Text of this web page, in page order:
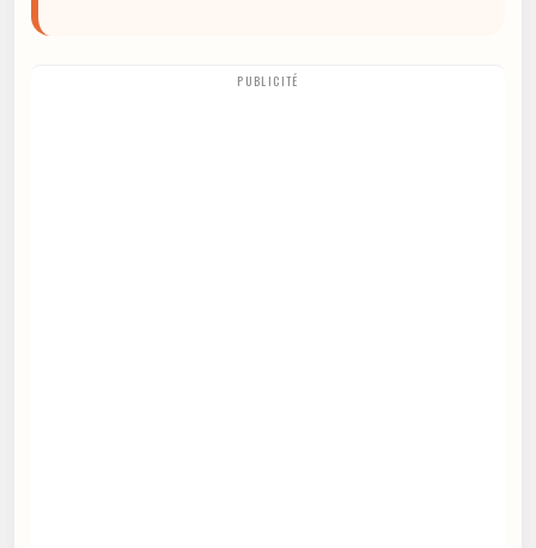
PUBLICITÉ